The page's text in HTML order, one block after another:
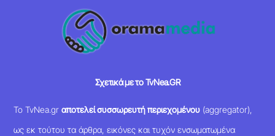
Σχετικά με το TvNea.GR
Το TvNea.grαποτελεί συσσωρευτή περιεχομένου (aggregator),
ως εκ τούτου τα άρθρα, εικόνες και τυχόν ενσωματωμένα